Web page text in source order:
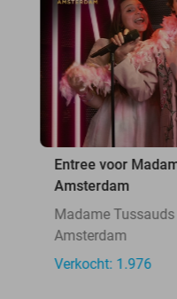
Entree voor
Amsterdam
Madame Tussauds
Amsterdam
Verkocht: 1.976